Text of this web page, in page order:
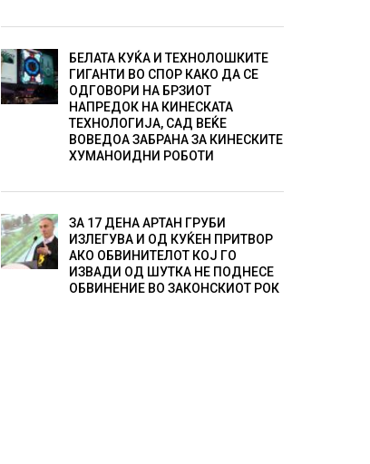
БЕЛАТА КУЌА И ТЕХНОЛОШКИТЕ
ГИГАНТИ ВО СПОР КАКО ДА СЕ
ОДГОВОРИ НА БРЗИОТ
НАПРЕДОК НА КИНЕСКАТА
ТЕХНОЛОГИЈА, САД ВЕЌЕ
ВОВЕДОА ЗАБРАНА ЗА КИНЕСКИТЕ
ХУМАНОИДНИ РОБОТИ
ЗА 17 ДЕНА АРТАН ГРУБИ
ИЗЛЕГУВА И ОД КУЌЕН ПРИТВОР
АКО ОБВИНИТЕЛОТ КОЈ ГО
ИЗВАДИ ОД ШУТКА НЕ ПОДНЕСЕ
ОБВИНЕНИЕ ВО ЗАКОНСКИОТ РОК